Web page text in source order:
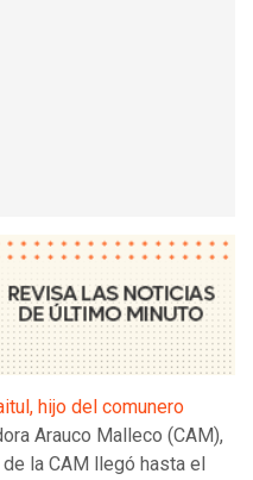
hijo del comunero
Arauco Malleco (CAM),
la CAM llegó hasta el